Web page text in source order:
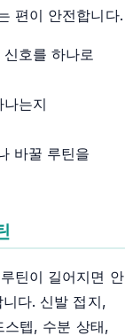
편이 안전합니다.
호를 하나로
는지
바꿀 루틴을
틴이 길어지면 안
다. 신발 접지,
스텝, 수분 상태,